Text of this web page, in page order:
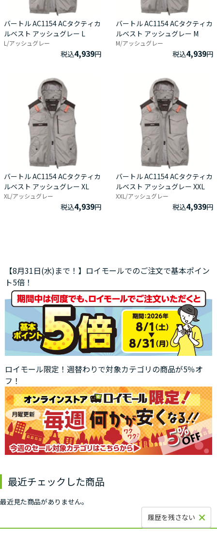
バートル AC1154 ACタクティカ
ルベスト アッシュグレー L
L/アッシュグレー
税込4,939円
バートル AC1154 ACタクティカ
ルベスト アッシュグレー M
M/アッシュグレー
税込4,939円
バートル AC1154 ACタクティカ
ルベスト アッシュグレー XL
XL/アッシュグレー
税込4,939円
バートル AC1154 ACタクティカ
ルベスト アッシュグレー XXL
XXL/アッシュグレー
税込4,939円
【8月31日(水)まで！】ロイモールでのご注文で基本ポイン
ト5倍！
ロイモール限定！週替わりで対象カテゴリの商品が5％オ
フ！
最近チェックした商品
最近見た商品がありません。
履歴を残さない